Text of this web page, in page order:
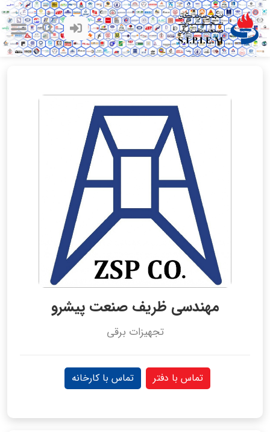
مهندسی ظریف صنعت پیشرو
تجهیزات برقی
تماس با دفتر تماس با کارخانه